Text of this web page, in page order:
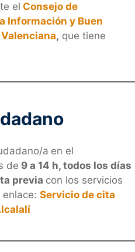
el Consejo de
Información y Buen
, que tiene
a en el
de 9 a 14 h, todos los días
previa con los servicios
Servicio de cita